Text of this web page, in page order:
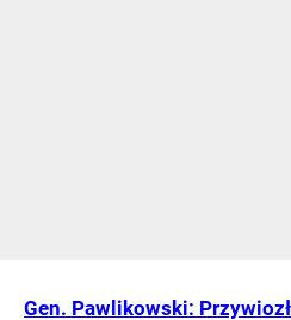
Gen. Pawlikowski: